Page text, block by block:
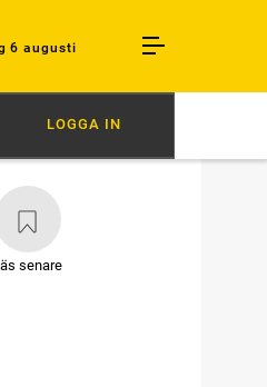
6 augusti
16:27 AVSTÄNGD EFTER
LOGGA IN
senare